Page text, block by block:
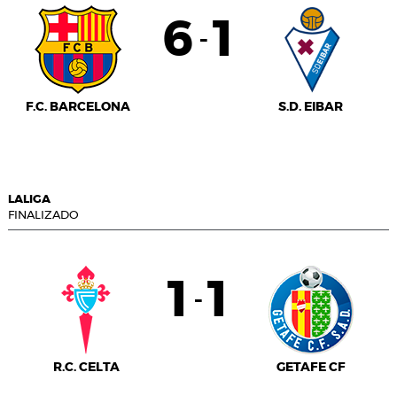
F.C. BARCELONA
6 - 1
S.D. EIBAR
LALIGA
FINALIZADO
R.C. CELTA
1 - 1
GETAFE CF